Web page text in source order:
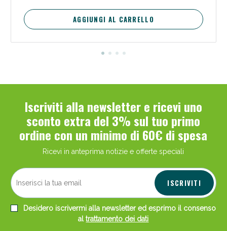
AGGIUNGI AL CARRELLO
Iscriviti alla newsletter e ricevi uno
sconto extra del 3% sul tuo primo
ordine con un minimo di 60€ di spesa
Ricevi in anteprima notizie e offerte speciali
ISCRIVITI
Desidero iscrivermi alla newsletter ed esprimo il consenso
altrattamento dei dati